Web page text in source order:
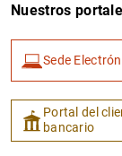
Nuestros
Sede
Portal del
bancario